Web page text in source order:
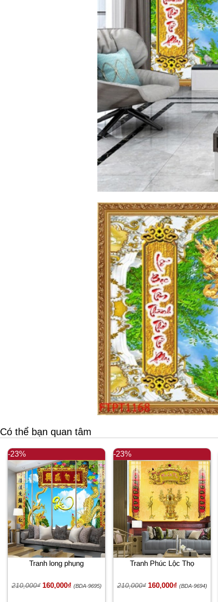
Có thể bạn quan tâm
-23%
Tranh long phụng
210,000₫ 160,000₫ (BDA-9695)
-23%
Tranh Phúc Lộc Thọ
210,000₫ 160,000₫ (BDA-9694)